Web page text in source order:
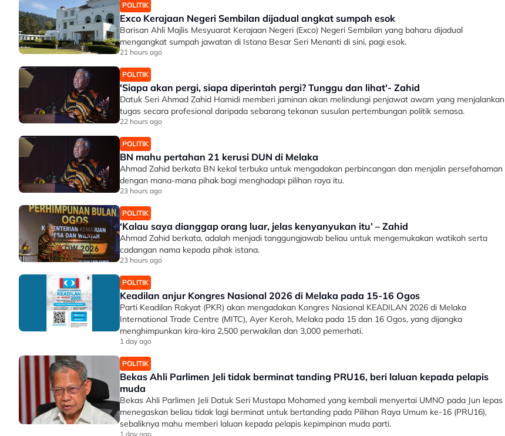
POLITIK
Exco Kerajaan Negeri Sembilan dijadual angkat sumpah esok
Barisan Ahli Majlis Mesyuarat Kerajaan Negeri (Exco) Negeri Sembilan yang baharu dijadual
mengangkat sumpah jawatan di Istana Besar Seri Menanti di sini, pagi esok.
21 hours ago
POLITIK
'Siapa akan pergi, siapa diperintah pergi? Tunggu dan lihat'- Zahid
Datuk Seri Ahmad Zahid Hamidi memberi jaminan akan melindungi penjawat awam yang menjalankan
tugas secara profesional daripada sebarang tekanan susulan pertembungan politik semasa.
22 hours ago
POLITIK
BN mahu pertahan 21 kerusi DUN di Melaka
Ahmad Zahid berkata BN kekal terbuka untuk mengadakan perbincangan dan menjalin persefahaman
dengan mana-mana pihak bagi menghadapi pilihan raya itu.
23 hours ago
POLITIK
‘Kalau saya dianggap orang luar, jelas kenyanyukan itu’ – Zahid
Ahmad Zahid berkata, adalah menjadi tanggungjawab beliau untuk mengemukakan watikah serta
cadangan nama kepada pihak istana.
23 hours ago
POLITIK
Keadilan anjur Kongres Nasional 2026 di Melaka pada 15-16 Ogos
Parti Keadilan Rakyat (PKR) akan mengadakan Kongres Nasional KEADILAN 2026 di Melaka
International Trade Centre (MITC), Ayer Keroh, Melaka pada 15 dan 16 Ogos, yang dijangka
menghimpunkan kira-kira 2,500 perwakilan dan 3,000 pemerhati.
1 day ago
POLITIK
Bekas Ahli Parlimen Jeli tidak berminat tanding PRU16, beri laluan kepada pelapis
muda
Bekas Ahli Parlimen Jeli Datuk Seri Mustapa Mohamed yang kembali menyertai UMNO pada Jun lepas
menegaskan beliau tidak lagi berminat untuk bertanding pada Pilihan Raya Umum ke-16 (PRU16),
sebaliknya mahu memberi laluan kepada pelapis kepimpinan muda parti.
1 day ago